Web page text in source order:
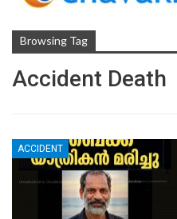
Browsing Tag
Accident Death
ACCIDENT